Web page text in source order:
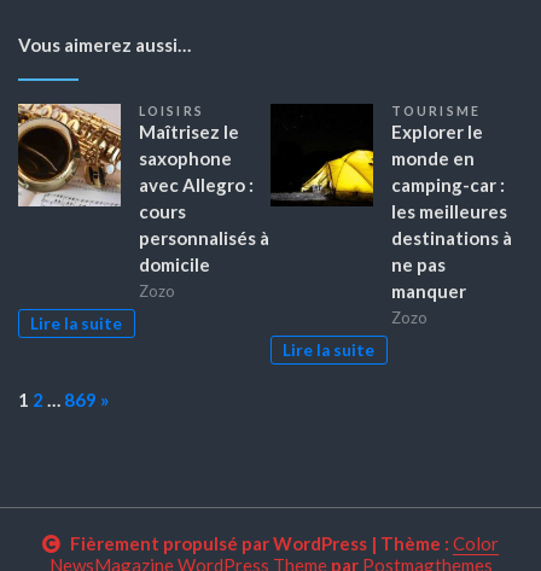
Vous aimerez aussi…
LOISIRS
Maîtrisez le
saxophone
avec Allegro :
cours
personnalisés à
domicile
Zozo
Lire la suite
TOURISME
Explorer le
monde en
camping-car :
les meilleures
destinations à
ne pas
manquer
Zozo
Lire la suite
Page:
1 2 869 Next
»
Fièrement propulsé par WordPress | Thème : Color
NewsMagazine WordPress Themepar Postmagthemes